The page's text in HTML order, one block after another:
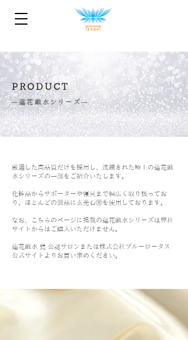
PRODUCT
​―蓮花戯水シリーズ​―
​厳選した高品質だけを採用し、洗練された極上の蓮花戯
水シリーズの一部をご紹介いたします。
化粧品からサポーターや寝具まで幅広く取り扱ってお
り、ほとんどの製品に玄光石Ⓡを使用しております。
​なお、こちらのページに掲載の蓮花戯水シリーズは弊社
サイトからはご購入いただけません。
​​蓮花戯水 甕 公認サロンまたは株式会社ブルーロータス
公式サイトよりお買い求めください。